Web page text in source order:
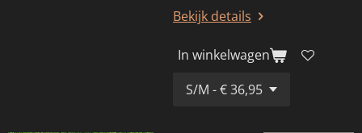
Bekijk details
In winkelwagen